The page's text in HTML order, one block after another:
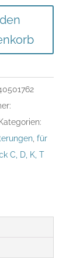
Kategorien:
,für
C, D, K, T